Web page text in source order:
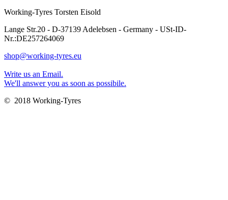
Working-Tyres Torsten Eisold
Lange Str.20 - D-37139 Adelebsen - Germany - USt-ID-
Nr.:DE257264069
shop@working-tyres.eu
Write us an Email.
We'll answer you as soon as possibile.
© 2018 Working-Tyres